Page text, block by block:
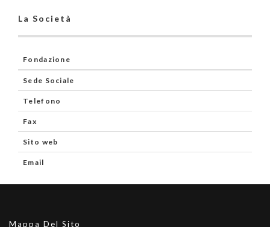
La Società
Fondazione
Sede Sociale
Telefono
Fax
Sito web
Email
Mappa Del Sito